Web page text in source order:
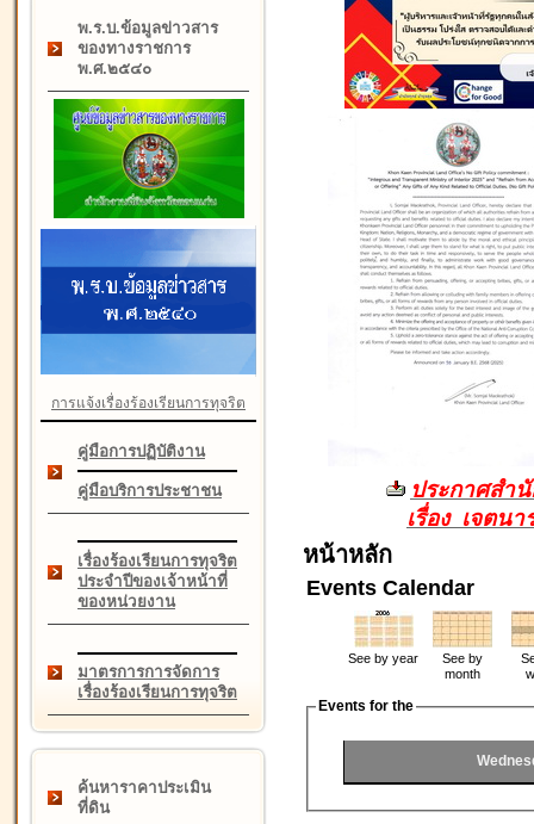
พ.ร.บ.ข้อมูลข่าวสาร
ของทางราชการ
พ.ศ.๒๕๔๐
การแจ้งเรื่องร้องเรียนการทุจริต
คู่มือการปฏิบัติงาน
คู่มือบริการประชาชน
เรื่องร้องเรียนการทุจริต
ประจำปีของเจ้าหน้าที่
ของหน่วยงาน
มาตรการการจัดการ
เรื่องร้องเรียนการทุจริต
ค้นหาราคาประเมิน
ที่ดิน
ประกาศสำ
เรื่อง เจตน
หน้าหลัก
Events Calendar
See by year
See by
month
Events for the